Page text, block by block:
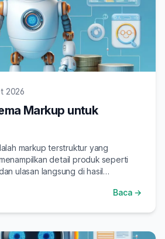
2026
Markup untuk
markup terstruktur yang
detail produk seperti
ulasan langsung di hasil
Baca →